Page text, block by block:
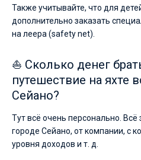
Также учитывайте, что для
дополнительно заказать
на леера (safety net).
⛵ Сколько денег
путешествие на яхте
Сейано?
Тут всё очень персонально. Всё
городе Сейано, от компании, с
уровня доходов и т. д.